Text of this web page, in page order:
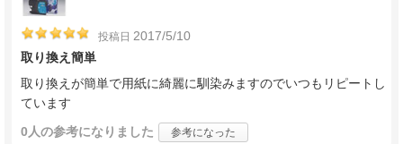
投稿日 2017/5/10
取り換え簡単
取り換えが簡単で用紙に綺麗に馴染みますのでいつもリピートし
ています
0人の参考になりました 参考になった